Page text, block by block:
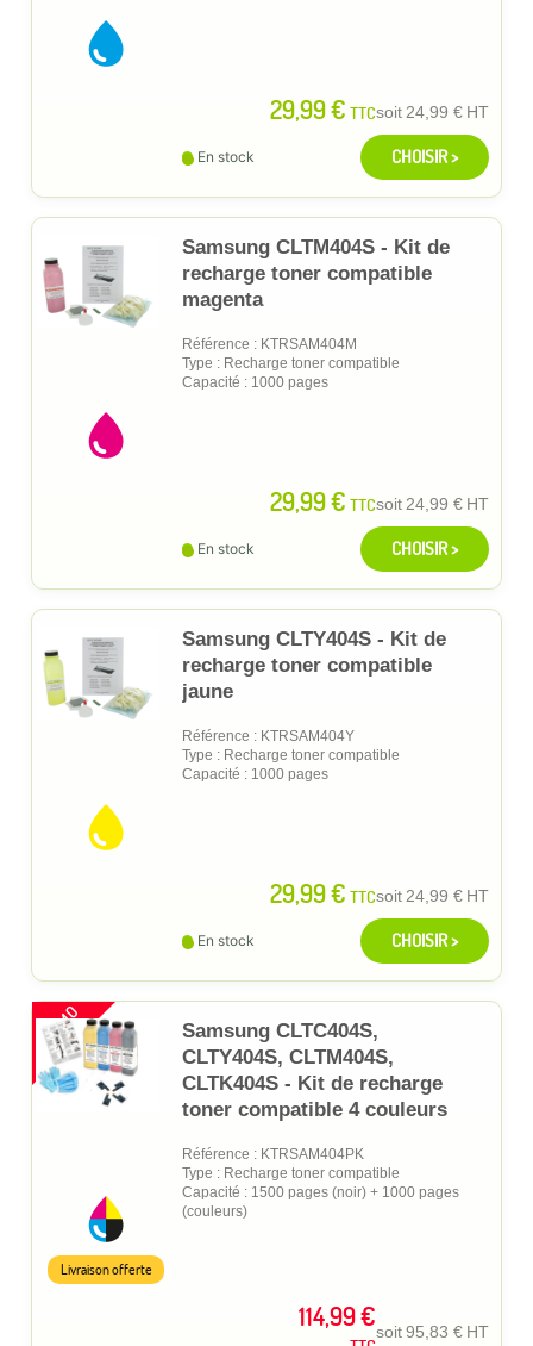
29,99 € TTCsoit24,99 € HT
En stock CHOISIR >
Samsung CLTM404S - Kit de
recharge toner compatible
magenta
Référence : KTRSAM404M
Type : Recharge toner compatible
Capacité : 1000 pages
29,99 € TTCsoit24,99 € HT
En stock CHOISIR >
Samsung CLTY404S - Kit de
recharge toner compatible
jaune
Référence : KTRSAM404Y
Type : Recharge toner compatible
Capacité : 1000 pages
29,99 € TTCsoit24,99 € HT
En stock CHOISIR >
PROMO
Samsung CLTC404S,
CLTY404S, CLTM404S,
CLTK404S - Kit de recharge
toner compatible 4 couleurs
Référence : KTRSAM404PK
Type : Recharge toner compatible
Capacité : 1500 pages (noir) + 1000 pages
(couleurs)
114,99 €
soit95,83 € HT
Livraison offerte